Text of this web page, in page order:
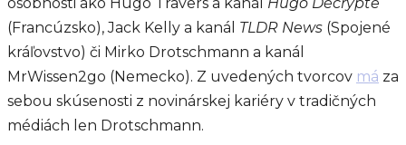
(Francúzsko), Jack Kelly a kanál TLDR News (Spojené
kráľovstvo) či Mirko Drotschmann a kanál
MrWissen2go (Nemecko). Z uvedených tvorcov má za
sebou skúsenosti z novinárskej kariéry v tradičných
médiách len Drotschmann.